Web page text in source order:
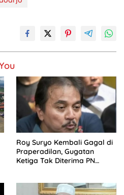
Roy Suryo Kembali Gagal di
Praperadilan, Gugatan
Ketiga Tak Diterima PN